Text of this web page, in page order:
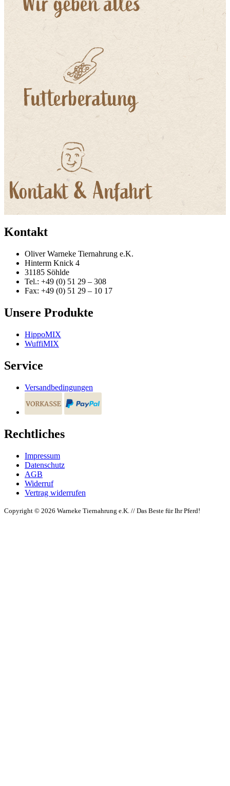
Kontakt
Oliver Warneke Tiernahrung e.K.
Hinterm Knick 4
31185 Söhlde
Tel.: +49 (0) 51 29 – 308
Fax: +49 (0) 51 29 – 10 17
Unsere Produkte
HippoMIX
WuffiMIX
Service
Versandbedingungen
Rechtliches
Impressum
Datenschutz
AGB
Widerruf
Vertrag widerrufen
Copyright © 2026 Warneke Tiernahrung e.K. // Das Beste für Ihr Pferd!